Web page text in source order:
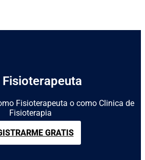
Fisioterapeuta
Fisioterapeuta o como Clinica de
Fisioterapia
GRATIS